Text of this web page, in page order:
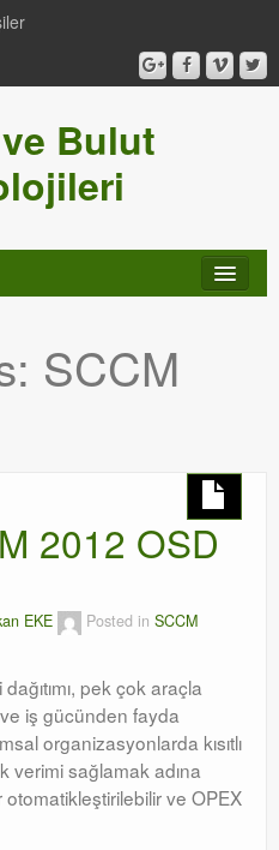
Bulut
SCCM
2012 OSD
EKE Posted in SCCM
pek çok araçla
iş gücünden fayda
organizasyonlarda kısıtlı
verimi sağlamak adına
ve OPEX